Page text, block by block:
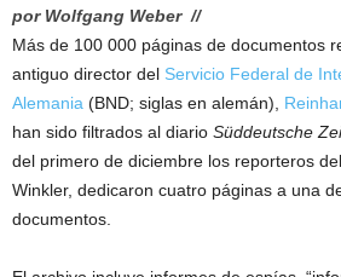
por Wolfgang Weber //
Más de 100 000 páginas de documentos
antiguo director del Servicio Federal de
Alemania (BND; siglas en alemán),
han sido filtrados al diario Süddeutsche
del primero de diciembre los reporteros del
Winkler, dedicaron cuatro páginas a una
documentos.